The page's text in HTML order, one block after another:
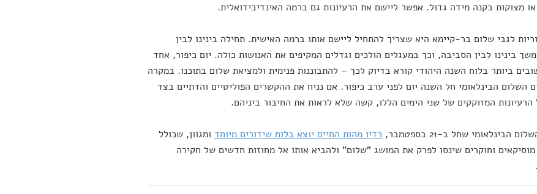
מצוקות בקנה מידה גדול. אפשר ליישם את הרעיונות גם ברמה האינדיבידואלית.
לגבי שלום בר-קיימא היא שצריך להתחיל ליישם אותו ברמה האישית. תחילה בינינו לבין
בינינו לבין הסביבה, וכך במעגלים הולכים וגדלים המקיפים את האנושות כולה. יום כיפור, אחד
ביותר בלוח השנה היהודי קורא בדיוק לכך – להתבוננות פנימית ולמציאת שלום בתוכנו. במקרה
השלום הבינלאומי חל השנה יום לפני ערב כיפור. אם נניח את ההקשרים הפוליטיים והדתיים בצד
הרעיונות המזוקקים של שני הימים הללו, קשה שלא לראות את החיבור ביניהם.
הבינלאומי שחל ב-21 בספטמבר, רדיו מהות החיים יוצא בלוח שידורים מיוחד ומגוון, שכולל
וחוקרים שינסו לפרק את המושג "שלום" ולהביא אותו אל מחוזות חדשים של חקירה